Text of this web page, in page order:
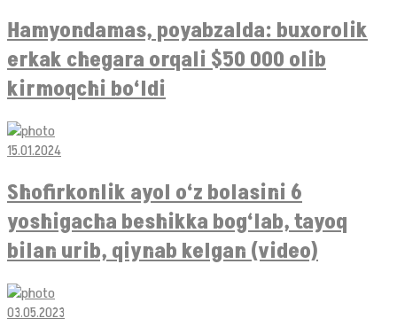
Hamyondamas, poyabzalda: buxorolik
erkak chegara orqali $50 000 olib
kirmoqchi bo‘ldi
15.01.2024
Shofirkonlik ayol o‘z bolasini 6
yoshigacha beshikka bog‘lab, tayoq
bilan urib, qiynab kelgan (video)
03.05.2023